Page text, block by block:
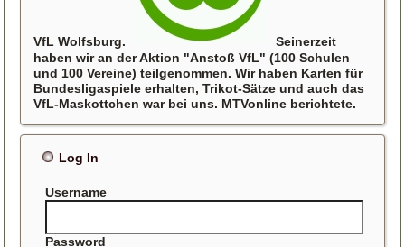
VfL Wolfsburg.
Seinerzeit
haben wir an der Aktion "Anstoß VfL" (100 Schulen
und 100 Vereine) teilgenommen. Wir haben Karten für
Bundesligaspiele erhalten, Trikot-Sätze und auch das
VfL-Maskottchen war bei uns. MTVonline berichtete.
Log In
Username
Password